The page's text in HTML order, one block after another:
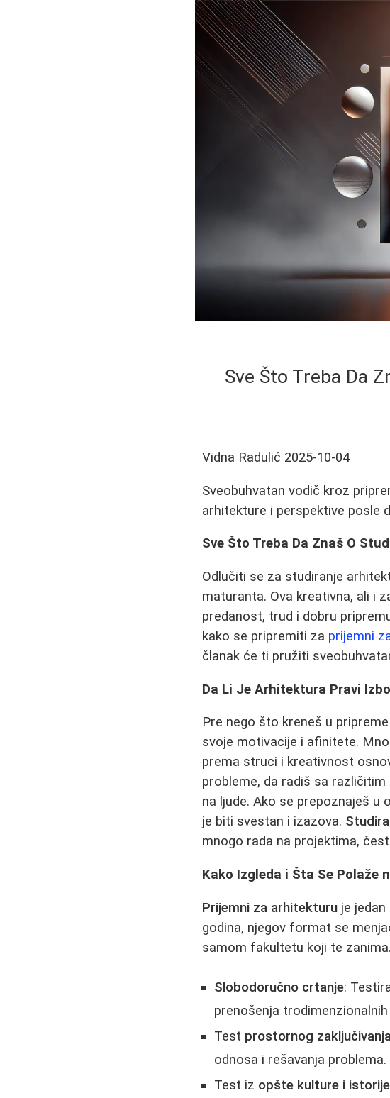
Sve Što Treba Da
Vidna Radulić 2025-10-04
Sveobuhvatan vodič kroz
arhitekture i perspektive posle
Sve Što Treba Da Znaš O
Odlučiti se za studiranje
maturanta. Ova kreativna, ali i
predanost, trud i dobru
kako se pripremiti za prijemni
članak će ti pružiti
Da Li Je Arhitektura Pravi
Pre nego što kreneš u
svoje motivacije i afinitete.
prema struci i kreativnost
probleme, da radiš sa
na ljude. Ako se prepoznaješ
je biti svestan i izazova.
mnogo rada na projektima,
Kako Izgleda i Šta Se Polaže
Prijemni za arhitekturu je
godina, njegov format se
samom fakultetu koji te
Slobodoručno crtanje:
prenošenja
Test prostornog
odnosa i rešavanja problema.
Test iz opšte kulture i